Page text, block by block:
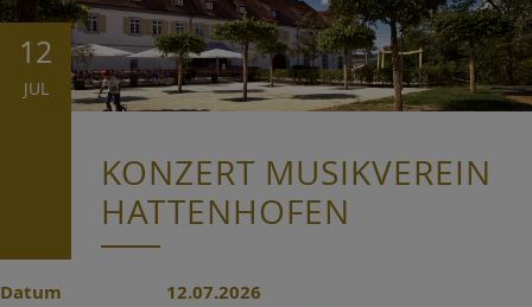
12
JUL
KONZERT MUSIKVEREIN
HATTENHOFEN
Datum
12.07.2026